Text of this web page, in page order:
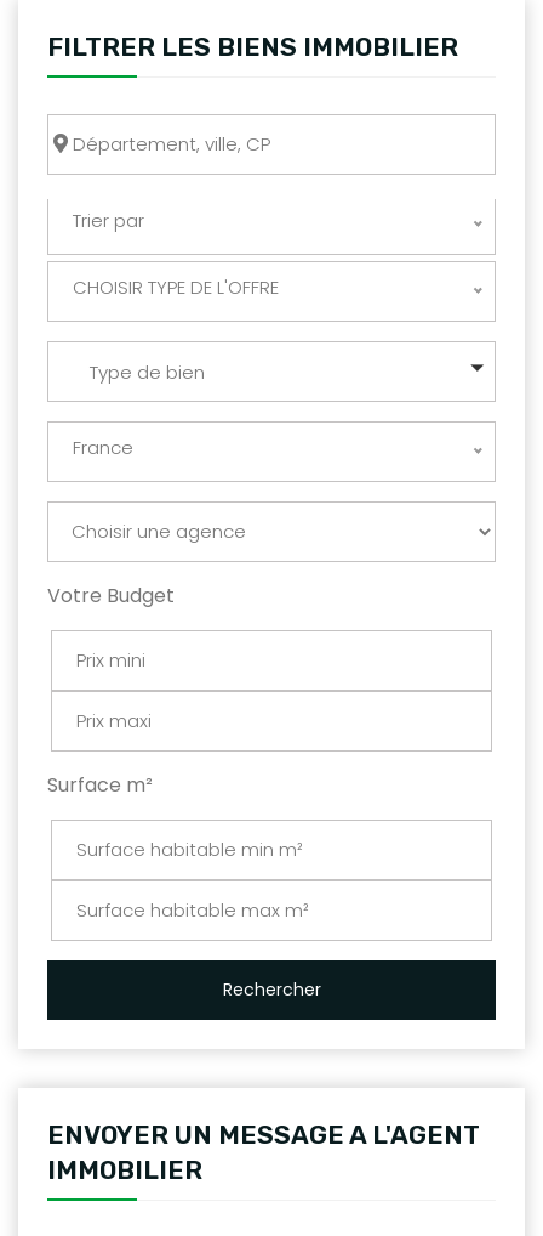
FILTRER LES BIENS IMMOBILIER
Trier par
CHOISIR TYPE DE L'OFFRE
Type de bien
France
Votre Budget
Surface m²
Rechercher
ENVOYER UN MESSAGE A L'AGENT
IMMOBILIER